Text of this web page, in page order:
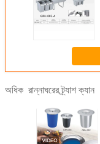
অধিক রান্নাঘরের ট্র্যাশ ক্যান